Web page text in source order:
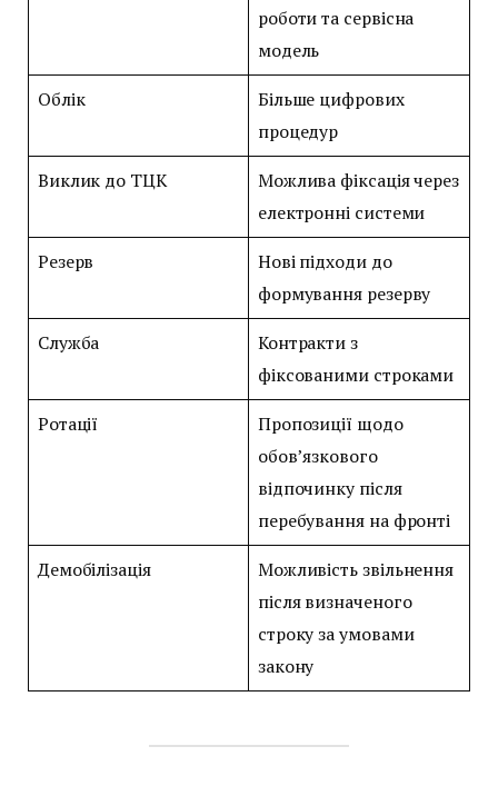
роботи та сервісна
модель
Облік
Більше цифрових
процедур
Виклик до ТЦК
Можлива фіксація через
електронні системи
Резерв
Нові підходи до
формування резерву
Служба
Контракти з
фіксованими строками
Ротації
Пропозиції щодо
обов’язкового
відпочинку після
перебування на фронті
Демобілізація
Можливість звільнення
після визначеного
строку за умовами
закону